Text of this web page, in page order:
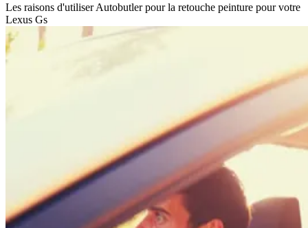
Les raisons d'utiliser Autobutler pour la retouche peinture pour votre
Lexus Gs